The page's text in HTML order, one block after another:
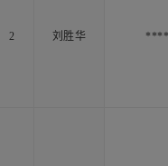
2 刘胜华 ****